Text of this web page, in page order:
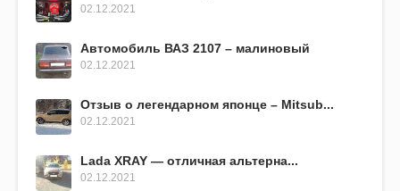
02.12.2021
Автомобиль ВАЗ 2107 – малиновый
02.12.2021
Отзыв о легендарном японце – Mitsub...
02.12.2021
Lada XRAY — отличная альтерна...
02.12.2021